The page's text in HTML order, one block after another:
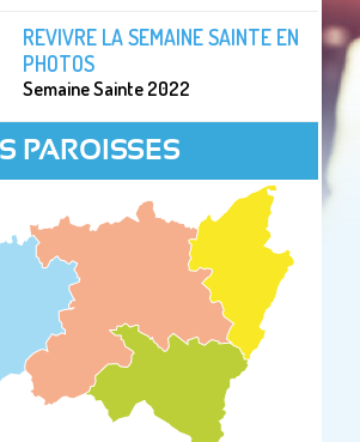
REVIVRE LA SEMAINE SAINTE EN
PHOTOS
Semaine Sainte 2022
PAROISSES